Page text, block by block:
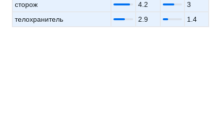
сторож
4.2
3
телохранитель
2.9 1.4